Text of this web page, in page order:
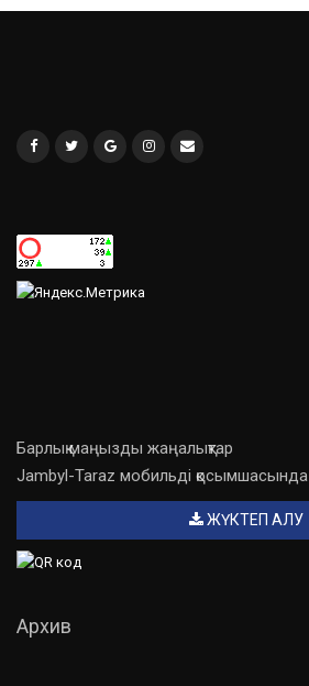
Барлық маңызды жаңалықтар
Jambyl-Taraz мобильді қосымшасында
ЖҮКТЕП АЛУ
Архив